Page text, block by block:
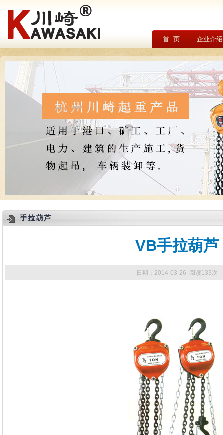
首 页 企业介绍
手拉葫芦
VB手拉葫芦
日期：2014-03-26 阅读133次